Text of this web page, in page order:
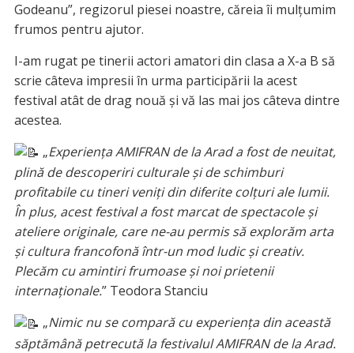
Godeanu”, regizorul piesei noastre, căreia îi mulțumim
frumos pentru ajutor.
I-am rugat pe tinerii actori amatori din clasa a X-a B să
scrie câteva impresii în urma participării la acest
festival atât de drag nouă și vă las mai jos câteva dintre
acestea.
„Experiența AMIFRAN de la Arad a fost de neuitat,
plină de descoperiri culturale și de schimburi
profitabile cu tineri veniți din diferite colțuri ale lumii.
În plus, acest festival a fost marcat de spectacole și
ateliere originale, care ne-au permis să explorăm arta
și cultura francofonă într-un mod ludic și creativ.
Plecăm cu amintiri frumoase și noi prietenii
internaționale.” Teodora Stanciu
„Nimic nu se compară cu experiența din această
săptămână petrecută la festivalul AMIFRAN de la Arad.